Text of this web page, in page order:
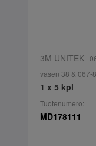
3M UNITEK|
vasen 38 & 067-
1 x 5 kpl
Tuotenumero:
MD178111